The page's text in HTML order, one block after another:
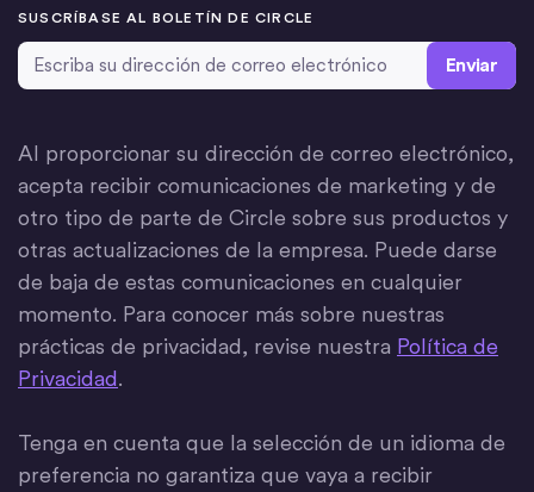
SUSCRÍBASE AL BOLETÍN DE CIRCLE
Dirección de correo electrónico
Al proporcionar su dirección de correo electrónico,
acepta recibir comunicaciones de marketing y de
otro tipo de parte de Circle sobre sus productos y
otras actualizaciones de la empresa. Puede darse
de baja de estas comunicaciones en cualquier
momento. Para conocer más sobre nuestras
prácticas de privacidad, revise nuestra Política de
Privacidad.
Tenga en cuenta que la selección de un idioma de
preferencia no garantiza que vaya a recibir